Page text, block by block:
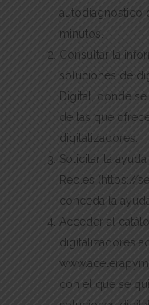
autodiagnóstico
minutos.
Consultar la
soluciones de
Digital, donde
de las que
digitalizadores.
Solicitar la
Red.es (https://
conceda la
Acceder al
digitalizadores
con el que se